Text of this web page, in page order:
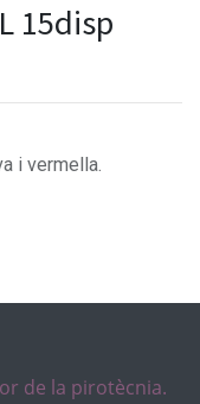
15disp
i vermella.
de la pirotècnia.